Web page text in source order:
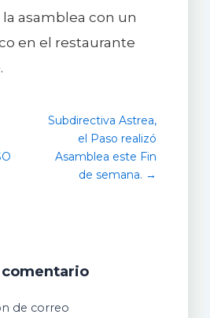
asamblea con un
en el restaurante
Subdirectiva Astrea,
el Paso realizó
Asamblea este Fin
de semana. →
comentario
de correo